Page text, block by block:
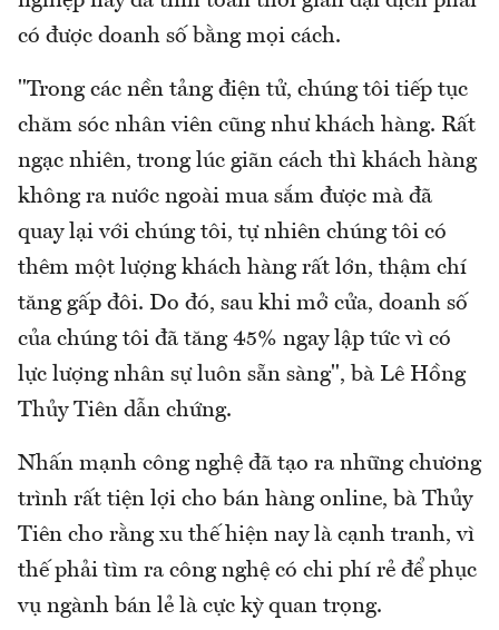
có được doanh số bằng mọi cách.
"Trong các nền tảng điện tử, chúng tôi tiếp tục
chăm sóc nhân viên cũng như khách hàng. Rất
ngạc nhiên, trong lúc giãn cách thì khách hàng
không ra nước ngoài mua sắm được mà đã
quay lại với chúng tôi, tự nhiên chúng tôi có
thêm một lượng khách hàng rất lớn, thậm chí
tăng gấp đôi. Do đó, sau khi mở cửa, doanh số
của chúng tôi đã tăng 45% ngay lập tức vì có
lực lượng nhân sự luôn sẵn sàng", bà Lê Hồng
Thủy Tiên dẫn chứng.
Nhấn mạnh công nghệ đã tạo ra những chương
trình rất tiện lợi cho bán hàng online, bà Thủy
Tiên cho rằng xu thế hiện nay là cạnh tranh, vì
thế phải tìm ra công nghệ có chi phí rẻ để phục
vụ ngành bán lẻ là cực kỳ quan trọng.